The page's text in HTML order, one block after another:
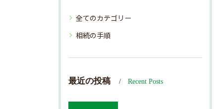
全てのカテゴリー
相続の手順
最近の投稿 Recent Posts